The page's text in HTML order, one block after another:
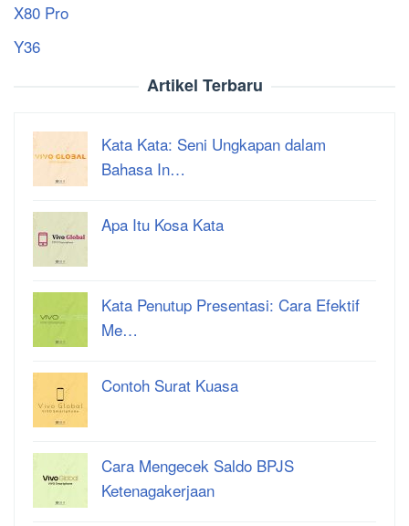
X80 Pro
Y36
Artikel Terbaru
Kata Kata: Seni Ungkapan dalam
Bahasa In…
Apa Itu Kosa Kata
Kata Penutup Presentasi: Cara Efektif
Me…
Contoh Surat Kuasa
Cara Mengecek Saldo BPJS
Ketenagakerjaan